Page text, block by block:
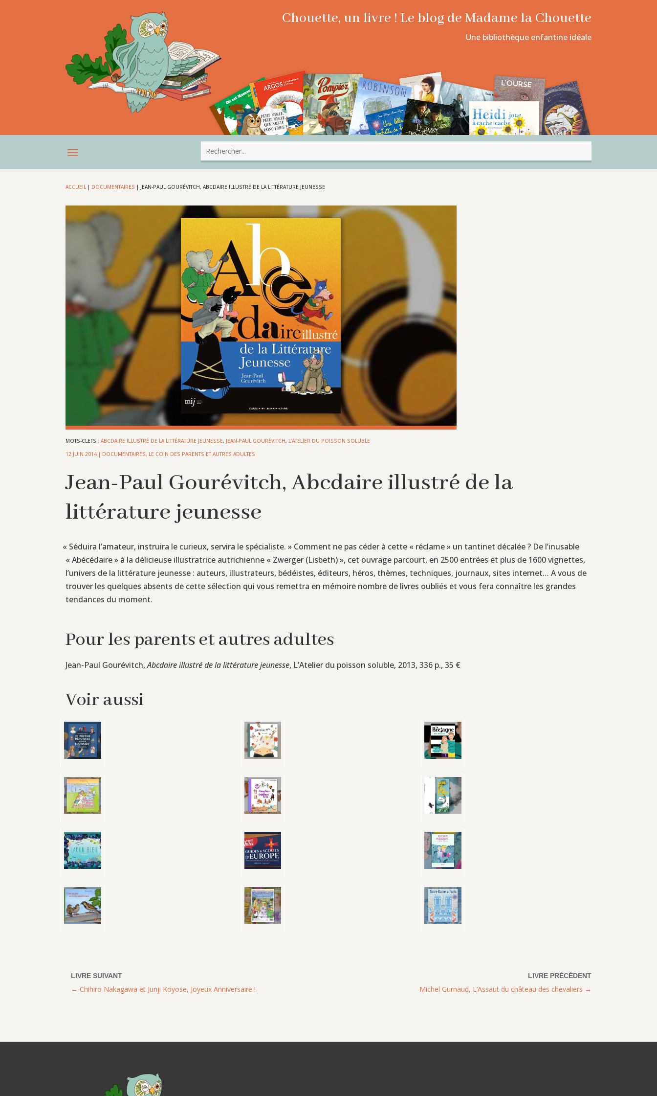
Chouette, un livre ! Le blog de Madame la Chouette
Une bibliothèque enfantine idéale
ACCUEIL | DOCUMENTAIRES | JEAN-PAUL GOURÉVITCH, ABCDAIRE ILLUSTRÉ DE LA LITTÉRATURE JEUNESSE
MOTS-CLEFS :ABCDAIRE ILLUSTRÉ DE LA LITTÉRATURE JEUNESSE, JEAN-PAUL GOURÉVITCH, L’ATELIER DU POISSON SOLUBLE
12 JUIN 2014 | DOCUMENTAIRES, LE COIN DES PARENTS ET AUTRES ADULTES
Jean-Paul Gourévitch, Abcdaire illustré de la
littérature jeunesse
« Séduira l’amateur, instruira le curieux, servira le spécialiste. » Comment ne pas céder à cette « réclame » un tantinet décalée ? De l’inusable
« Abécédaire » à la délicieuse illustratrice autrichienne « Zwerger (Lisbeth) », cet ouvrage parcourt, en 2500 entrées et plus de 1600 vignettes,
l’univers de la littérature jeunesse : auteurs, illustrateurs, bédéistes, éditeurs, héros, thèmes, techniques, journaux, sites internet… A vous de
trouver les quelques absents de cette sélection qui vous remettra en mémoire nombre de livres oubliés et vous fera connaître les grandes
tendances du moment.
Pour les parents et autres adultes
Jean-Paul Gourévitch,Abcdaire illustré de la littérature jeunesse, L’Atelier du poisson soluble, 2013, 336 p., 35 €
Voir aussi
Michel Gurnaud, L’Assaut du château des chevaliers
Chihiro Nakagawa et Junji Koyose, Joyeux Anniversaire !